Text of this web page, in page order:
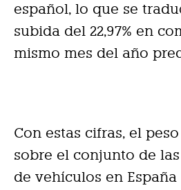
español, lo que se
subida del 22,97% en
mismo mes del año
Con estas cifras, el
sobre el conjunto de
de vehículos en